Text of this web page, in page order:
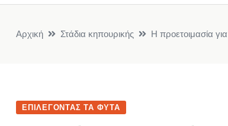
Αρχική Στάδια κηπουρικής Η προετοιμασία
ΕΠΙΛΈΓΟΝΤΑΣ ΤΑ ΦΥΤΆ